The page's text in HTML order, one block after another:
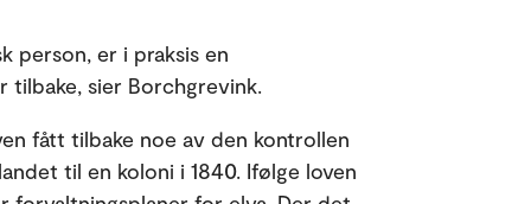
person, er i praksis en
tilbake, sier Borchgrevink.
fått tilbake noe av den kontrollen
til en koloni i 1840. Ifølge loven